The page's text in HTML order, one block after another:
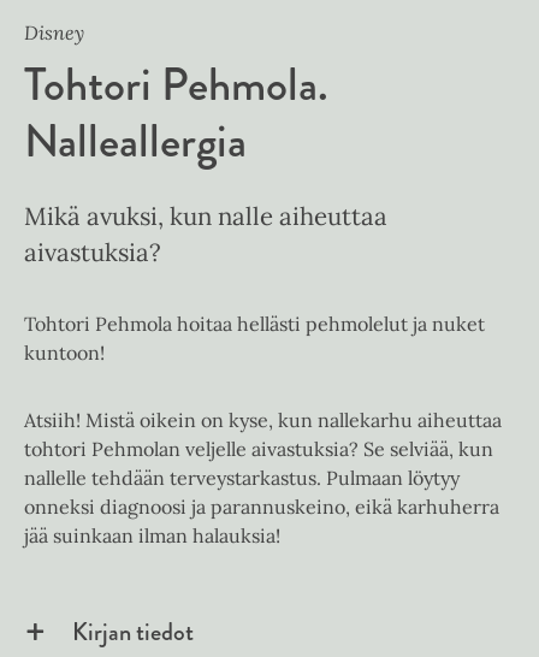
Disney
Tohtori Pehmola.
Nalleallergia
Mikä avuksi, kun nalle aiheuttaa
aivastuksia?
Tohtori Pehmola hoitaa hellästi pehmolelut ja nuket
kuntoon!
Atsiih! Mistä oikein on kyse, kun nallekarhu aiheuttaa
tohtori Pehmolan veljelle aivastuksia? Se selviää, kun
nallelle tehdään terveystarkastus. Pulmaan löytyy
onneksi diagnoosi ja parannuskeino, eikä karhuherra
jää suinkaan ilman halauksia!
Kirjan tiedot